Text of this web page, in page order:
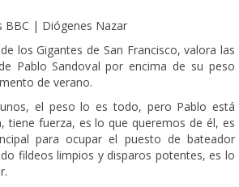
BBC | Diógenes Nazar
los Gigantes de San Francisco, valora las
Pablo Sandoval por encima de su peso
de verano.
el peso lo es todo, pero Pablo está
tiene fuerza, es lo que queremos de él, es
para ocupar el puesto de bateador
fildeos limpios y disparos potentes, es lo